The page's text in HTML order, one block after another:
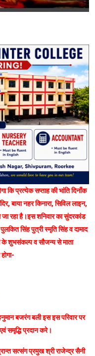
कि प्रत्येक सप्ताह की भांति दिनाँक
बाया नहर किनारा, सिविल लाइन,
रहा है।इस शनिवार का सुंदरकांड
सिंह पुत्री स्मृति सिंह व दामाद
के शुभसंकल्प व सौजन्य से माता
बजरंग बली इस इस परिवार पर
समृद्धि प्रदान करे।
सत्संग प्रमुख श्री राजेन्द्र सैनी